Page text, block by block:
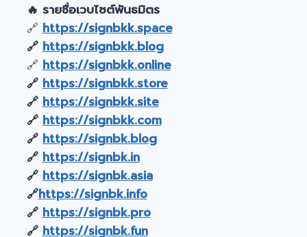
🔥 รายชื่อเวบไซต์พันธมิตร
🔗https://signbkk.space
🔗https://signbkk.blog
🔗https://signbkk.online
🔗https://signbkk.store
🔗https://signbkk.site
🔗https://signbkk.com
🔗https://signbk.blog
🔗https://signbk.in
🔗https://signbk.asia
🔗https://signbk.info
🔗https://signbk.pro
🔗https://signbk.fun